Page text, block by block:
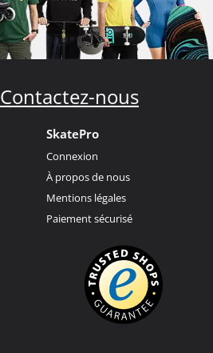
Contactez-nous
SkatePro
Connexion
À propos de nous
Mentions légales
Paiement sécurisé